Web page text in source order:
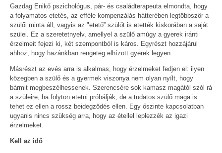
Gazdag Enikő pszichológus, pár- és családterapeuta elmondta, hogy
a folyamatos etetés, az efféle kompenzálás hátterében legtöbbször a
szülői minta áll, vagyis az "etető” szülőt is etették kiskorában a saját
szülei. Ez a szeretetnyelv, amellyel a szülő amúgy a gyerek iránti
érzelmeit fejezi ki, két szempontból is káros. Egyrészt hozzájárul
ahhoz, hogy hazánkban rengeteg elhízott gyerek legyen.
Másrészt az evés arra is alkalmas, hogy érzelmeket fedjen el: ilyen
közegben a szülő és a gyermek viszonya nem olyan nyílt, hogy
bármit megbeszélhessenek. Szerencsére sok kamasz magától szól rá
a szüleire, ha folyton etetni próbálják, de a tudatos szülő maga is
tehet ez ellen a rossz beidegződés ellen. Egy őszinte kapcsolatban
ugyanis nincs szükség arra, hogy az étellel leplezzék az igazi
érzelmeket.
Kell az idő